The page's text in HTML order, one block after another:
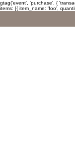
gtag('event', 'purchase', {
items: [{ item_name: 'foo',